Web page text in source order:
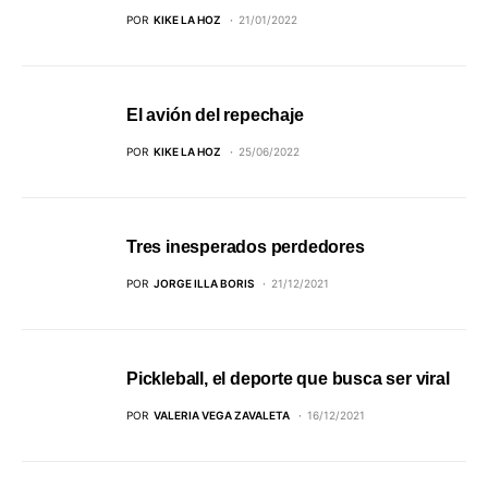
POR KIKE LA HOZ 21/01/2022
El avión del repechaje
POR KIKE LA HOZ 25/06/2022
Tres inesperados perdedores
POR JORGE ILLA BORIS 21/12/2021
Pickleball, el deporte que busca ser viral
POR VALERIA VEGA ZAVALETA 16/12/2021